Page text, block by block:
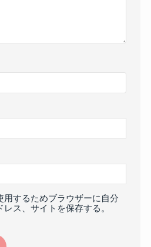
用するためブラウザーに自分
ス、サイトを保存する。